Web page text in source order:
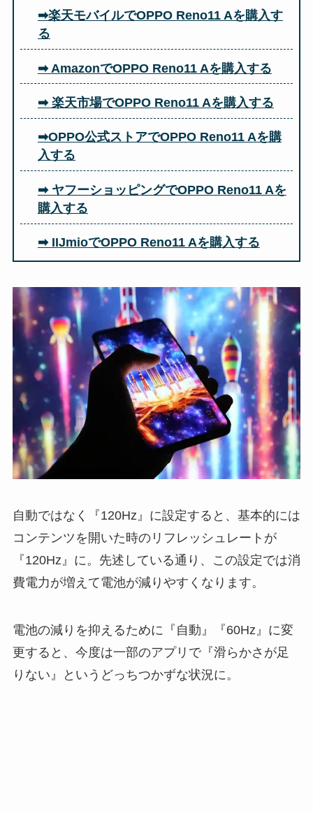
➡楽天モバイルでOPPO Reno11 Aを購入す
る
➡ AmazonでOPPO Reno11 Aを購入する
➡ 楽天市場でOPPO Reno11 Aを購入する
➡OPPO公式ストアでOPPO Reno11 Aを購
入する
➡ ヤフーショッピングでOPPO Reno11 Aを
購入する
➡ IIJmioでOPPO Reno11 Aを購入する
自動ではなく『120Hz』に設定すると、基本的には
コンテンツを開いた時のリフレッシュレートが
『120Hz』に。先述している通り、この設定では消
費電力が増えて電池が減りやすくなります。
電池の減りを抑えるために『自動』『60Hz』に変
更すると、今度は一部のアプリで『滑らかさが足
りない』というどっちつかずな状況に。